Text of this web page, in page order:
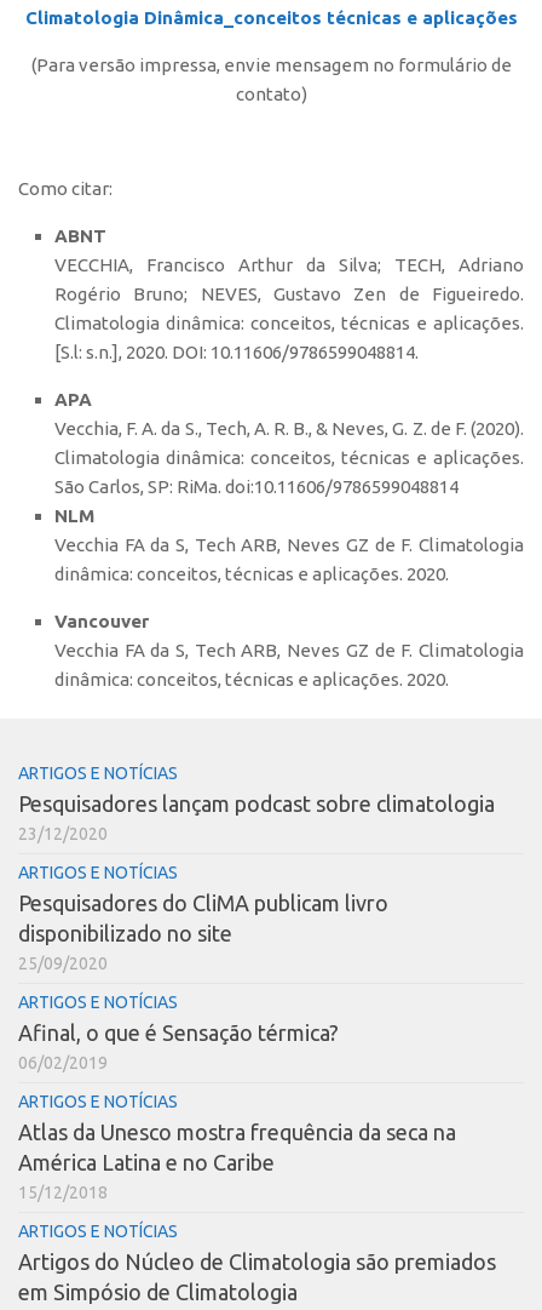
Climatologia Dinâmica_conceitos técnicas e aplicações
(Para versão impressa, envie mensagem no formulário de
contato)
Como citar:
ABNT
VECCHIA, Francisco Arthur da Silva; TECH, Adriano
Rogério Bruno; NEVES, Gustavo Zen de Figueiredo.
Climatologia dinâmica: conceitos, técnicas e aplicações.
[S.l: s.n.], 2020. DOI: 10.11606/9786599048814.
APA
Vecchia, F. A. da S., Tech, A. R. B., & Neves, G. Z. de F. (2020).
Climatologia dinâmica: conceitos, técnicas e aplicações.
São Carlos, SP: RiMa. doi:10.11606/9786599048814
NLM
Vecchia FA da S, Tech ARB, Neves GZ de F. Climatologia
dinâmica: conceitos, técnicas e aplicações. 2020.
Vancouver
Vecchia FA da S, Tech ARB, Neves GZ de F. Climatologia
dinâmica: conceitos, técnicas e aplicações. 2020.
ARTIGOS E NOTÍCIAS
Pesquisadores lançam podcast sobre climatologia
23/12/2020
ARTIGOS E NOTÍCIAS
Pesquisadores do CliMA publicam livro
disponibilizado no site
25/09/2020
ARTIGOS E NOTÍCIAS
Afinal, o que é Sensação térmica?
06/02/2019
ARTIGOS E NOTÍCIAS
Atlas da Unesco mostra frequência da seca na
América Latina e no Caribe
15/12/2018
ARTIGOS E NOTÍCIAS
Artigos do Núcleo de Climatologia são premiados
em Simpósio de Climatologia